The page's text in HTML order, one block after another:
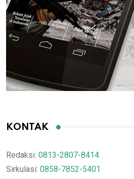
KONTAK
Redaksi: 0813-2807-8414
Sirkulasi: 0858-7852-5401